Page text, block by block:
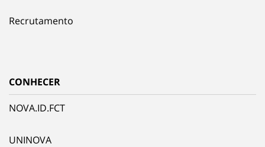
Recrutamento
CONHECER
NOVA.ID.FCT
UNINOVA